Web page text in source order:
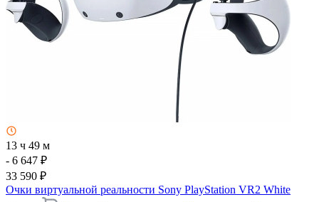
13 ч 49 м
- 6 647 ₽
33 590 ₽
Очки виртуальной реальности Sony PlayStation VR2 White